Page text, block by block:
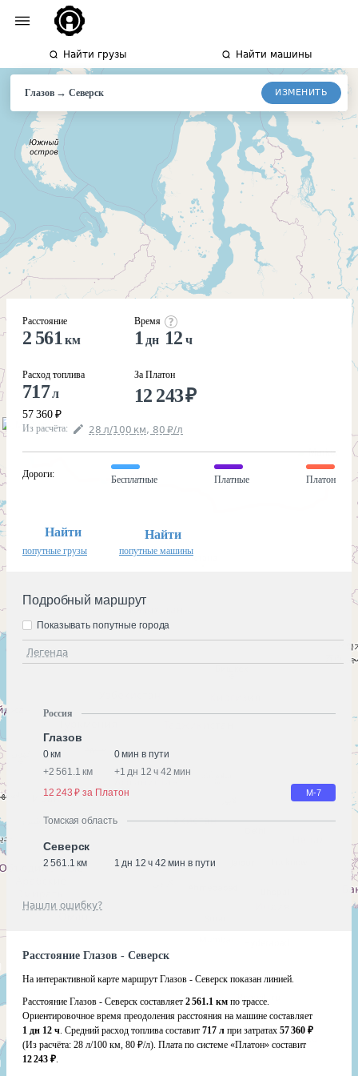
Найти грузы Найти машины
Глазов→Северск ИЗМЕНИТЬ
Расстояние
2 561 км
Расход топлива
717л
57 360 ₽
Время
1 дн 12 ч
За Платон
12 243₽
Из расчёта: 28 л/100 км, 80 ₽/л
Дороги:
Бесплатные Платные Платон
Найти
попутные грузы
Найти
попутные машины
Подробный маршрут
Легенда
Показывать попутные города
Россия
Глазов
0 км
0 мин в пути
+2 561.1 км +1 дн 12 ч 42 мин
12 243 ₽ за Платон
М-7
Томская область
Северск
2 561.1 км 1 дн 12 ч 42 мин в пути
Нашли ошибку?
Расстояние Глазов - Северск
На интерактивной карте маршрут Глазов - Северск показан линией.
Расстояние Глазов - Северск составляет 2 561.1 км по трассе.
Ориентировочное время преодоления расстояния на машине составляет
1 дн 12 ч. Средний расход топлива составит 717 л при затратах 57 360 ₽
(Из расчёта: 28 л/100 км, 80 ₽/л). Плата по системе «Платон» составит
12 243 ₽.